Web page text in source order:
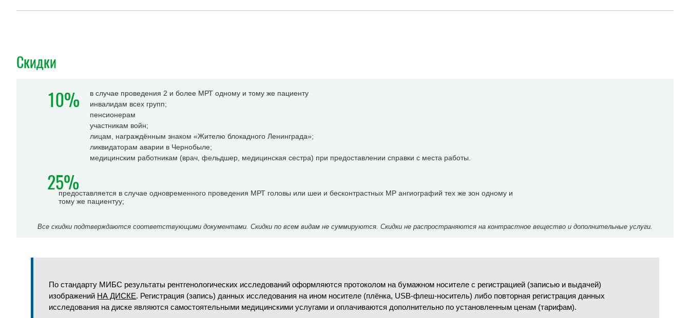
Скидки
10%
в случае проведения 2 и более МРТ одному и тому же пациенту
инвалидам всех групп;
пенсионерам
участникам войн;
лицам, награждённым знаком «Жителю блокадного Ленинграда»;
ликвидаторам аварии в Чернобыле;
медицинским работникам (врач, фельдшер, медицинская сестра) при предоставлении справки с места работы.
25%
предоставляется в случае одновременного проведения МРТ головы или шеи и бесконтрастных МР ангиографий тех же зон одному и
тому же пациентуу;
Все скидки подтверждаются соответствующими документами. Скидки по всем видам не суммируются. Скидки не распространяются на контрастное вещество и дополнительные услуги.
По стандарту МИБС результаты рентгенологических исследований оформляются протоколом на бумажном носителе с регистрацией (записью и выдачей)
изображений НА ДИСКЕ. Регистрация (запись) данных исследования на ином носителе (плёнка, USB-флеш-носитель) либо повторная регистрация данных
исследования на диске являются самостоятельными медицинскими услугами и оплачиваются дополнительно по установленным ценам (тарифам).